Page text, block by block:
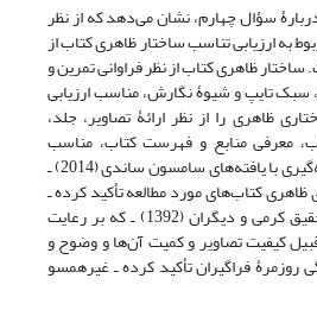
سؤال چهارم، نشان می‌دهد که از نظر
به ارزیابی تناسب ساختار ظاهری کتاب از
ظاهری کتاب از نظر فراوانی تمرین و
تایپ و شیوۀ نگارش، مناسب ارزیابی
ظاهری را از نظر ارائۀ تصاویر، جلد،
معرفی منابع و فهرست کتاب، مناسب
ارزیابی نکرده‌اند. این نتیجه‌گیری با یافته‌های سامسون ساندی (2014) ـ
کتاب‌های مورد مطالعه تأکید کرده ـ
همسو است؛ اما با نتایج تحقیق کرمی و دیگران (1392) ـ که بر رعایت
کیفیت تصاویر و کمیت آن‌ها و وضوح و
روزمرۀ فراگیران تأکید کرده ـ غیرهمسو